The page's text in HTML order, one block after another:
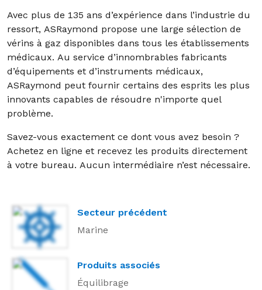
Avec plus de 135 ans d’expérience dans l’industrie du
ressort, ASRaymond propose une large sélection de
vérins à gaz disponibles dans tous les établissements
médicaux. Au service d’innombrables fabricants
d’équipements et d’instruments médicaux,
ASRaymond peut fournir certains des esprits les plus
innovants capables de résoudre n'importe quel
problème.
Savez-vous exactement ce dont vous avez besoin ?
Achetez en ligne et recevez les produits directement
à votre bureau. Aucun intermédiaire n’est nécessaire.
Secteur précédent
Marine
Produits associés
Équilibrage